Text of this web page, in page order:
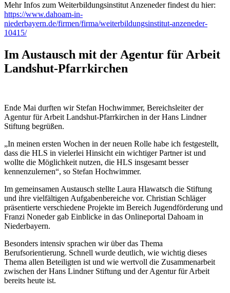
Mehr Infos zum Weiterbildungsinstitut Anzeneder findest du hier:
https://www.dahoam-in-
niederbayern.de/firmen/firma/weiterbildungsinstitut-anzeneder-
10415/
Im Austausch mit der Agentur für Arbeit
Landshut-Pfarrkirchen
Ende Mai durften wir Stefan Hochwimmer, Bereichsleiter der
Agentur für Arbeit Landshut-Pfarrkirchen in der Hans Lindner
Stiftung begrüßen.
„In meinen ersten Wochen in der neuen Rolle habe ich festgestellt,
dass die HLS in vielerlei Hinsicht ein wichtiger Partner ist und
wollte die Möglichkeit nutzen, die HLS insgesamt besser
kennenzulernen“, so Stefan Hochwimmer.
Im gemeinsamen Austausch stellte Laura Hlawatsch die Stiftung
und ihre vielfältigen Aufgabenbereiche vor. Christian Schläger
präsentierte verschiedene Projekte im Bereich Jugendförderung und
Franzi Noneder gab Einblicke in das Onlineportal Dahoam in
Niederbayern.
Besonders intensiv sprachen wir über das Thema
Berufsorientierung. Schnell wurde deutlich, wie wichtig dieses
Thema allen Beteiligten ist und wie wertvoll die Zusammenarbeit
zwischen der Hans Lindner Stiftung und der Agentur für Arbeit
bereits heute ist.